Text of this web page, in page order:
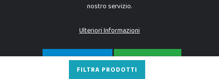
FILTRA PRODOTTI
Dadi e Mattoncini è un brand di Giocabene Srl. Ogni riproduzione o utilizzo non
I prezzi e le promozioni pubblicate potrebbero differire da quanto esposto in
P.IVA 02608090425 - REA AN201199 - C.S. 10.000 i.v.
nostro servizio.
Ulteriori Informazioni
SOLO NECESSARI ACCETTA TUTTO